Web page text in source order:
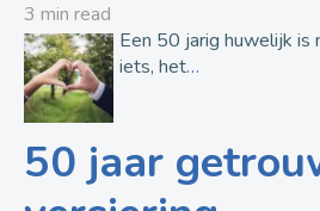
3 min read
Een 50 jarig huwelijk is
iets, het…
50 jaar